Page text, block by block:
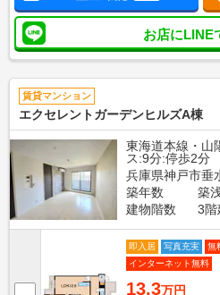
お店にLINE
賃貸マンション
エクセレントガーデンヒルズA棟
東海道本線・山
ス:9分:停歩2分
兵庫県神戸市垂
築年数
築
建物階数
3階
即入居 写真充実
無
インターネット無料
13.3万円